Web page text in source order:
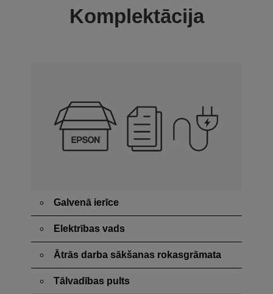
Komplektācija
Galvenā ierīce
Elektrības vads
Ātrās darba sākšanas rokasgrāmata
Tālvadības pults